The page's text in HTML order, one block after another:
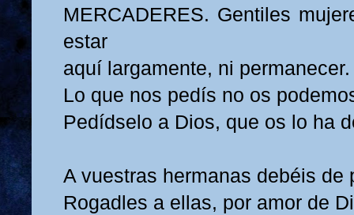
MERCADERES. Gentiles
estar
aquí largamente, ni permanecer.
Lo que nos pedís no os
Pedídselo a Dios, que os lo ha
A vuestras hermanas debéis de
Rogadles a ellas, por amor de